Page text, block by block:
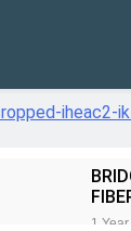
1 Year